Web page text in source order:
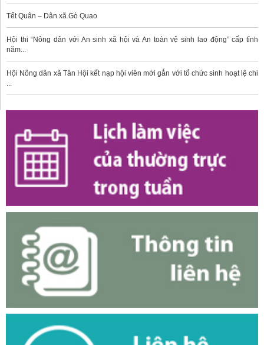
Tết Quân – Dân xã Gò Quao
Hội thi “Nông dân với An sinh xã hội và An toàn vệ sinh lao động” cấp tỉnh
năm...
Hội Nông dân xã Tân Hội kết nạp hội viên mới gắn với tổ chức sinh hoạt lệ chi
...